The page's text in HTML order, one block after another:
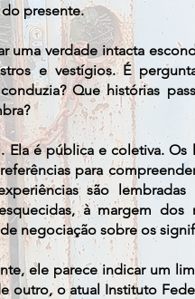
presente.
uma verdade intacta
e vestígios. É
Que histórias
Ela é pública e coletiva.
para
são lembradas
à margem
negociação sobre os
ele parece indicar um
outro, o atual Instituto